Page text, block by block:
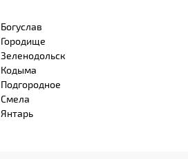
Богуслав
Городище
Зеленодольск
Кодыма
Подгородное
Смела
Янтарь